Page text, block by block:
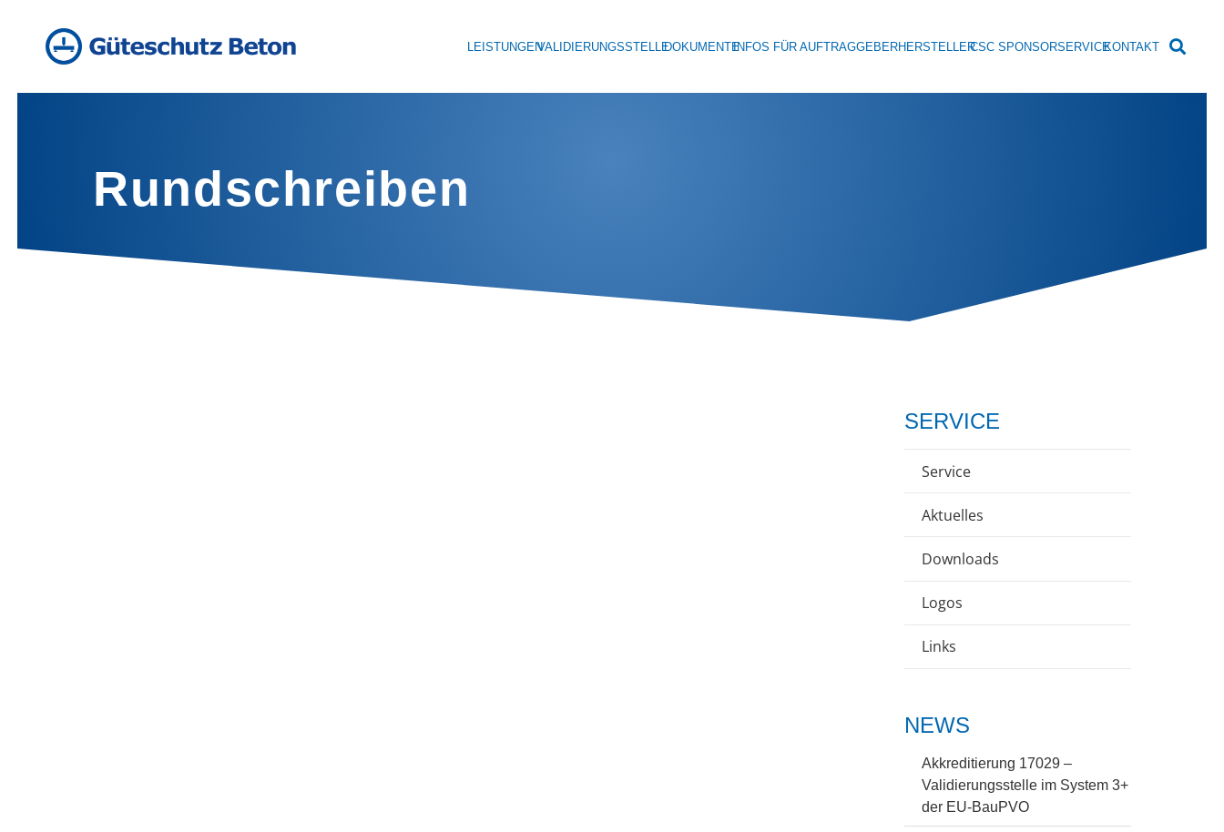
LEISTUNGENVALIDIERUNGSSTELLEDOKUMENTEINFOS FÜR AUFTRAGGEBERHERSTELLERCSC SPONSORSERVICEKONTAKT
Rundschreiben
SERVICE
Service
Aktuelles
Downloads
Logos
Links
NEWS
Akkreditierung 17029 –
Validierungsstelle im System 3+
der EU-BauPVO